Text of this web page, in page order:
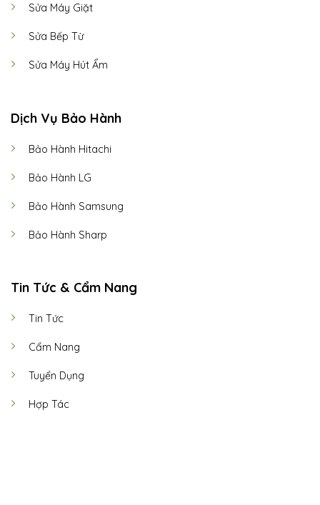
Sửa Máy Giặt
Sửa Bếp Từ
Sửa Máy Hút Ẩm
Dịch Vụ Bảo Hành
Bảo Hành Hitachi
Bảo Hành LG
Bảo Hành Samsung
Bảo Hành Sharp
Tin Tức & Cẩm Nang
Tin Tức
Cẩm Nang
Tuyển Dụng
Hợp Tác